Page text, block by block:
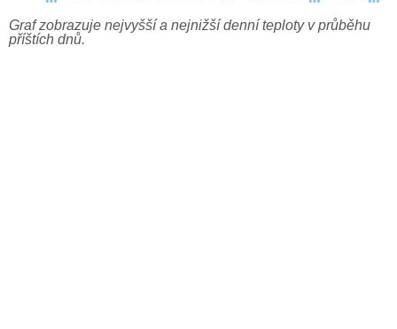
Graf zobrazuje nejvyšší a nejnižší denní teploty v průběhu
příštích dnů.